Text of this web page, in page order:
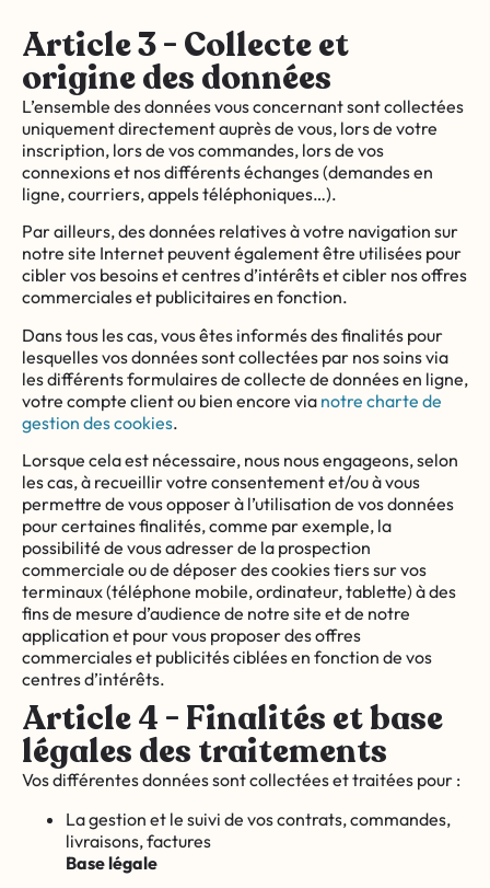
Article 3 - Collecte et
origine des données
L’ensemble des données vous concernant sont collectées
uniquement directement auprès de vous, lors de votre
inscription, lors de vos commandes, lors de vos
connexions et nos différents échanges (demandes en
ligne, courriers, appels téléphoniques…).
Par ailleurs, des données relatives à votre navigation sur
notre site Internet peuvent également être utilisées pour
cibler vos besoins et centres d’intérêts et cibler nos offres
commerciales et publicitaires en fonction.
Dans tous les cas, vous êtes informés des finalités pour
lesquelles vos données sont collectées par nos soins via
les différents formulaires de collecte de données en ligne,
votre compte client ou bien encore via notre charte de
gestion des cookies.
Lorsque cela est nécessaire, nous nous engageons, selon
les cas, à recueillir votre consentement et/ou à vous
permettre de vous opposer à l’utilisation de vos données
pour certaines finalités, comme par exemple, la
possibilité de vous adresser de la prospection
commerciale ou de déposer des cookies tiers sur vos
terminaux (téléphone mobile, ordinateur, tablette) à des
fins de mesure d’audience de notre site et de notre
application et pour vous proposer des offres
commerciales et publicités ciblées en fonction de vos
centres d’intérêts.
Article 4 - Finalités et base
légales des traitements
Vos différentes données sont collectées et traitées pour :
La gestion et le suivi de vos contrats, commandes,
livraisons, factures
Base légale